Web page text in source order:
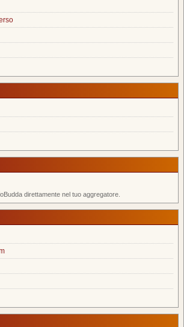
direttamente nel tuo aggregatore.